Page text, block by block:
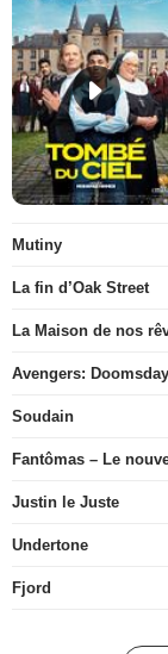
Mutiny
La fin d’Oak Street
La Maison de nos
Avengers: Doomsday
Soudain
Fantômas – Le
Justin le Juste
Undertone
Fjord